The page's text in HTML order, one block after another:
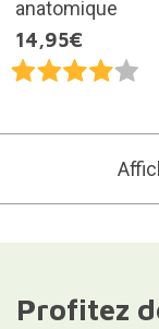
anatomique
14,95€
Profitez